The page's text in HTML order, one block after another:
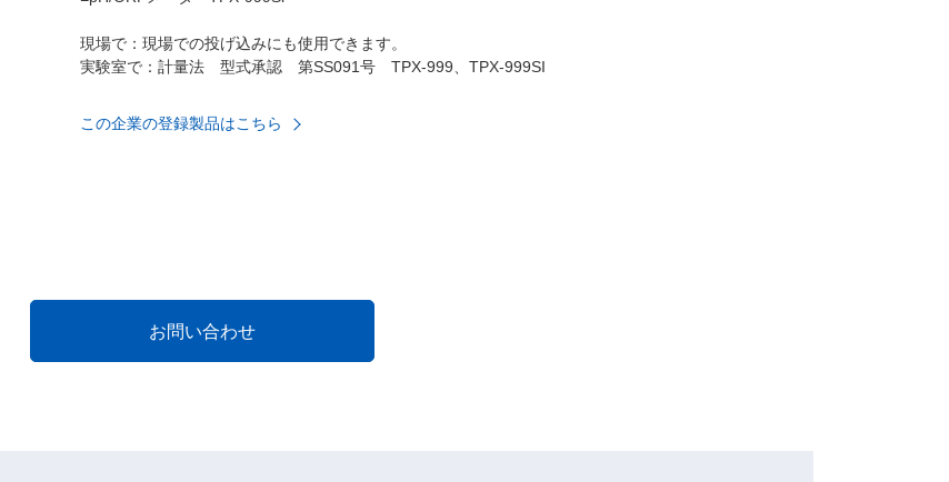
現場で：現場での投げ込みにも使用できます。
実験室で：計量法 型式承認 第SS091号 TPX-999、TPX-999SI
この企業の登録製品はこちら